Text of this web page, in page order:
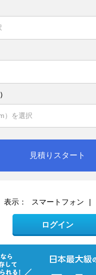
見積りスタート
表示： スマートフォン |
ログイン